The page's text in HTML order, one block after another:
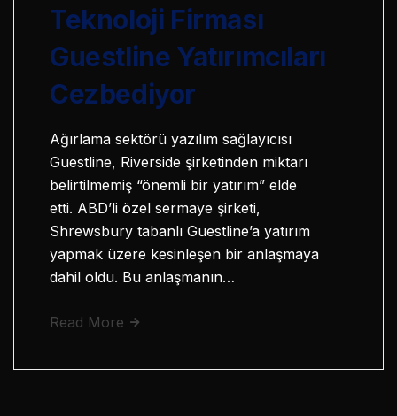
Teknoloji Firması
Guestline Yatırımcıları
Cezbediyor
Ağırlama sektörü yazılım sağlayıcısı
Guestline, Riverside şirketinden miktarı
belirtilmemiş “önemli bir yatırım” elde
etti. ABD’li özel sermaye şirketi,
Shrewsbury tabanlı Guestline’a yatırım
yapmak üzere kesinleşen bir anlaşmaya
dahil oldu. Bu anlaşmanın…
Read More